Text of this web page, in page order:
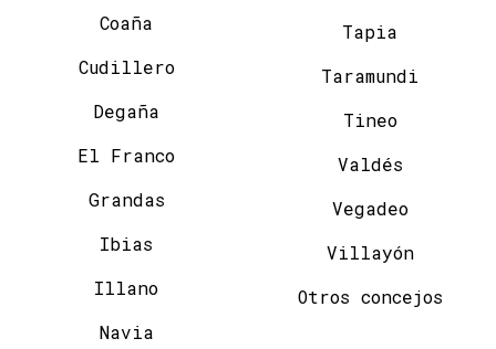
Coaña
Cudillero
Degaña
El Franco
Grandas
Ibias
Illano
Navia
Tapia
Taramundi
Tineo
Valdés
Vegadeo
Villayón
Otros concejos